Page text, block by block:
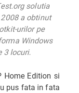
solutia
a obtinut
urilor pe
Windows
3 locuri.
Home Edition si
pus fata in fata